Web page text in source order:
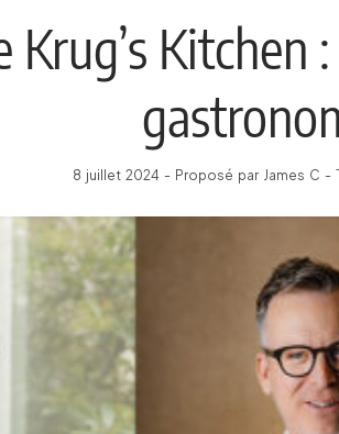
Krug’s Kitchen
8 juillet 2024 - Proposé par James C -